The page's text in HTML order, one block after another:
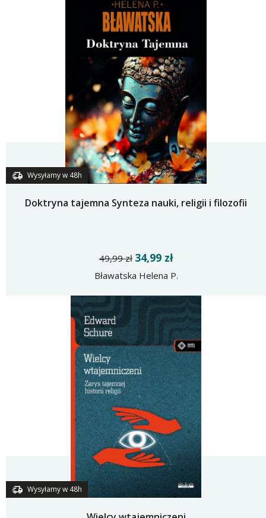
Wysyłamy w 48h
Doktryna tajemna Synteza nauki, religii i filozofii
49,99 zł 34,99 zł
Bławatska Helena P.
Wysyłamy w 48h